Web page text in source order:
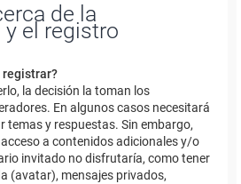
de la
el registro
registrar?
la decisión la toman los
En algunos casos necesitará
temas y respuestas. Sin embargo,
a contenidos adicionales y/o
invitado no disfrutaría, como tener
(avatar), mensajes privados,